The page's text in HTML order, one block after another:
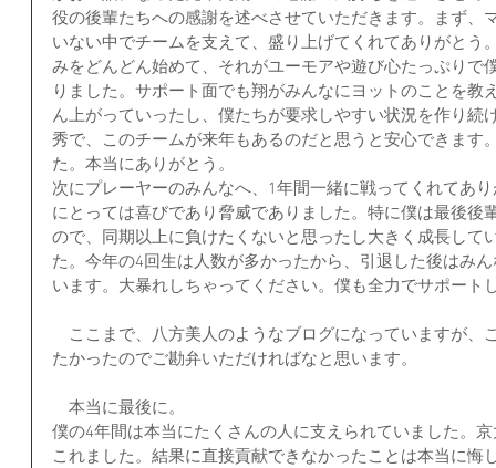
役の後輩たちへの感謝を述べさせていただきます。まず、
いない中でチームを支えて、盛り上げてくれてありがとう
みをどんどん始めて、それがユーモアや遊び心たっぷりで
りました。サポート面でも翔がみんなにヨットのことを教
ん上がっていったし、僕たちが要求しやすい状況を作り続
秀で、このチームが来年もあるのだと思うと安心できます
た。本当にありがとう。
次にプレーヤーのみんなへ、1年間一緒に戦ってくれてあ
にとっては喜びであり脅威でありました。特に僕は最後後
ので、同期以上に負けたくないと思ったし大きく成長して
た。今年の4回生は人数が多かったから、引退した後はみ
います。大暴れしちゃってください。僕も全力でサポート
ここまで、八方美人のようなブログになっていますが、
たかったのでご勘弁いただければなと思います。
本当に最後に。
僕の4年間は本当にたくさんの人に支えられていました。
これました。結果に直接貢献できなかったことは本当に悔